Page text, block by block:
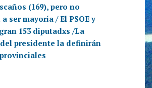
(169), pero no
ser mayoría / El PSOE y
153 diputadxs /La
presidente la definirán